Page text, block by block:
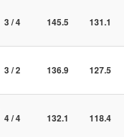
3 / 4 145.5 131.1
3 / 2 136.9 127.5
4 / 4 132.1 118.4